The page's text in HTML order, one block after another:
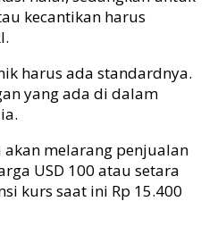
kecantikan harus
harus ada standardnya.
yang ada di dalam
melarang penjualan
USD 100 atau setara
kurs saat ini Rp 15.400